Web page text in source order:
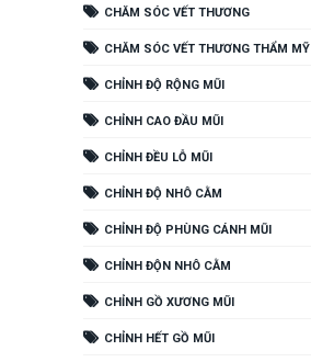
CHĂM SÓC VẾT THƯƠNG
CHĂM SÓC VẾT THƯƠNG THẨM MỸ
CHỈNH ĐỘ RỘNG MŨI
CHỈNH CAO ĐẦU MŨI
CHỈNH ĐỀU LỖ MŨI
CHỈNH ĐỘ NHÔ CẰM
CHỈNH ĐỘ PHÙNG CÁNH MŨI
CHỈNH ĐỘN NHÔ CẰM
CHỈNH GỒ XƯƠNG MŨI
CHỈNH HẾT GỒ MŨI